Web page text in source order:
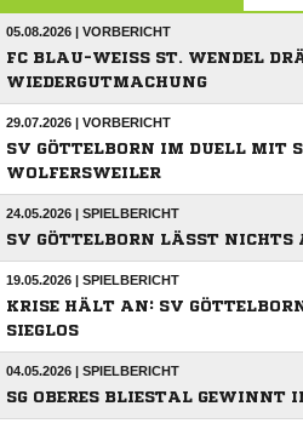
05.08.2026 | VORBERICHT
FC BLAU-WEISS ST. WENDEL
IEDERGUTMACHUNG
29.07.2026 | VORBERICHT
SV GÖTTELBORN IM DUELL MIT
WOLFERSWEILER
24.05.2026 | SPIELBERICHT
SV GÖTTELBORN LÄSST NICHTS
19.05.2026 | SPIELBERICHT
KRISE HÄLT AN: SV
SIEGLOS
04.05.2026 | SPIELBERICHT
SG OBERES BLIESTAL GEWINNT